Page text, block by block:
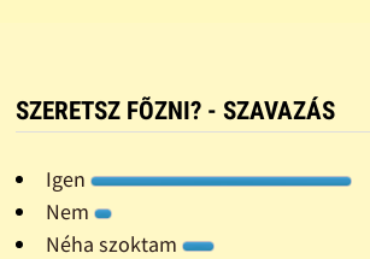
SZERETSZ FÕZNI? - SZAVAZÁS
Igen
Nem
Néha szoktam